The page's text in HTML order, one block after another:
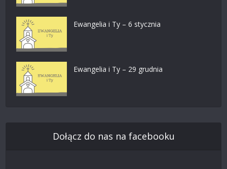
Ewangelia i Ty – 6 stycznia
Ewangelia i Ty – 29 grudnia
Dołącz do nas na facebooku